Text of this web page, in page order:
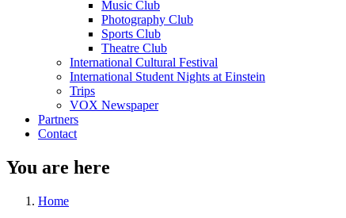
Music Club
Photography Club
Sports Club
Theatre Club
International Cultural Festival
International Student Nights at Einstein
Trips
VOX Newspaper
Partners
Contact
You are here
Home